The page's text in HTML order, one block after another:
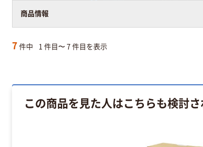
商品情報
7 件中 1 件目〜 7 件目を表示
この商品を見た人はこちらも検討